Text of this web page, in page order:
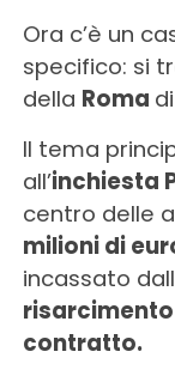
Ora c’è un
specifico: si
della Roma
Il tema
all’inchiesta
centro delle
milioni di
incassato
contratto.